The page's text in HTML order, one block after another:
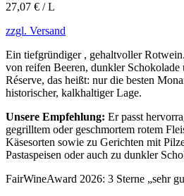
27,07 € / L
zzgl. Versand
Ein tiefgründiger , gehaltvoller
von reifen Beeren, dunkler Schokolade
Réserve, das heißt: nur die besten
historischer, kalkhaltiger Lage.
Unsere Empfehlung: Er passt
gegrilltem oder geschmortem rotem
Käsesorten sowie zu Gerichten mit
Pastaspeisen oder auch zu dunkler
FairWineAward 2026: 3 Sterne „sehr